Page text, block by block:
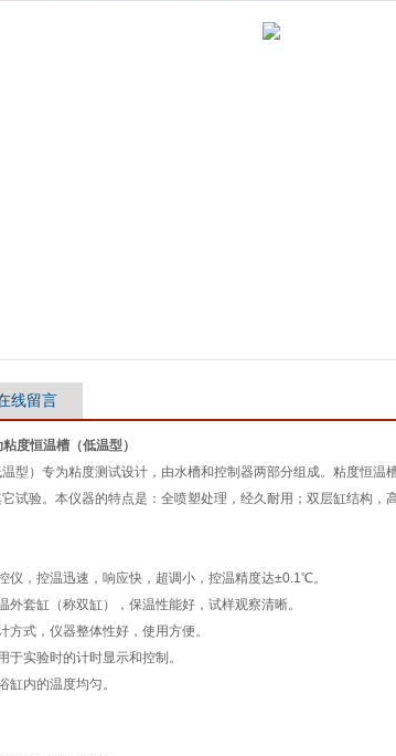
线留言
度恒温槽（低温型）
型）专为粘度测试设计，由水槽和控制器两部分组成。粘度恒温
试验。本仪器的特点是：全喷塑处理，经久耐用；双层缸结构，
仪，控温迅速，响应快，超调小，控温精度达±0.1℃。
外套缸（称双缸），保温性能好，试样观察清晰。
方式，仪器整体性好，使用方便。
于实验时的计时显示和控制。
缸内的温度均匀。